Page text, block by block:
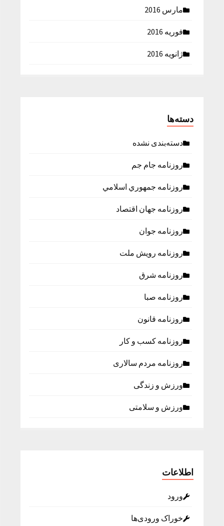
مارس 2016
فوریه 2016
ژانویه 2016
دسته‌ها
دسته‌بندی نشده
روزنامه جام جم
روزنامه جمهوري اسلامي
روزنامه جهان اقتصاد
روزنامه جوان
روزنامه رویش ملت
روزنامه شرق
روزنامه صبا
روزنامه قانون
روزنامه كسب و كار
روزنامه مردم سالاری
ورزش و زندگی
ورزش و سلامتی
اطلاعات
ورود
خوراک ورودی‌ها